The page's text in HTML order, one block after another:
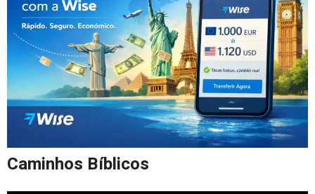
Caminhos Bíblicos